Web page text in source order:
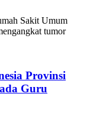
Sakit Umum
tumor
Provinsi
Guru